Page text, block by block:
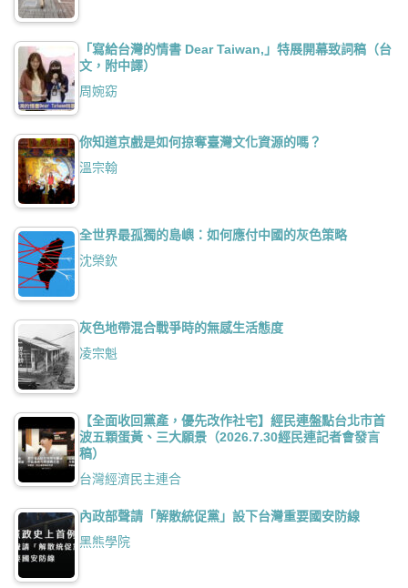
「寫給台灣的情書 Dear Taiwan,」特展開幕致詞稿（台
文，附中譯）
周婉窈
你知道京戲是如何掠奪臺灣文化資源的嗎？
溫宗翰
全世界最孤獨的島嶼：如何應付中國的灰色策略
沈榮欽
灰色地帶混合戰爭時的無感生活態度
凌宗魁
【全面收回黨產，優先改作社宅】經民連盤點台北市首
波五顆蛋黃、三大願景（2026.7.30經民連記者會發言
稿）
台灣經濟民主連合
內政部聲請「解散統促黨」設下台灣重要國安防線
黑熊學院